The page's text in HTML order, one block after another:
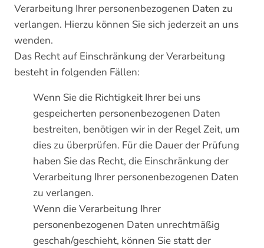
Verarbeitung Ihrer personenbezogenen Daten zu
verlangen. Hierzu können Sie sich jederzeit an uns
wenden.
Das Recht auf Einschränkung der Verarbeitung
besteht in folgenden Fällen:
Wenn Sie die Richtigkeit Ihrer bei uns
gespeicherten personenbezogenen Daten
bestreiten, benötigen wir in der Regel Zeit, um
dies zu überprüfen. Für die Dauer der Prüfung
haben Sie das Recht, die Einschränkung der
Verarbeitung Ihrer personenbezogenen Daten
zu verlangen.
Wenn die Verarbeitung Ihrer
personenbezogenen Daten unrechtmäßig
geschah/geschieht, können Sie statt der